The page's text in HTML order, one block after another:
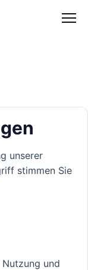
unserer
stimmen Sie
und